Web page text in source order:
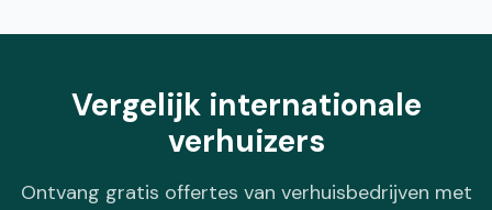
Vergelijk internationale
verhuizers
Ontvang gratis offertes van verhuisbedrijven met